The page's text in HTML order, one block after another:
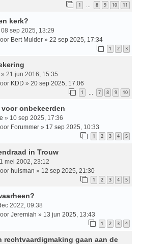
1 … 8 9 10 11
kerk?
08 sep 2025, 13:29
Bert Mulder » 22 sep 2025, 17:34
1 2 3
» 21 jun 2016, 15:35
KDD » 20 sep 2025, 17:06
1 … 7 8 9 10
onbekeerden
» 10 sep 2025, 17:36
Forummer » 17 sep 2025, 10:33
1 2 3 4 5
in Trouw
mei 2002, 23:12
huisman » 12 sep 2025, 21:30
1 2 3 4 5
2022, 09:38
Jeremiah » 13 jun 2025, 13:43
1 2 3 4
rechtvaardigmaking gaan aan de